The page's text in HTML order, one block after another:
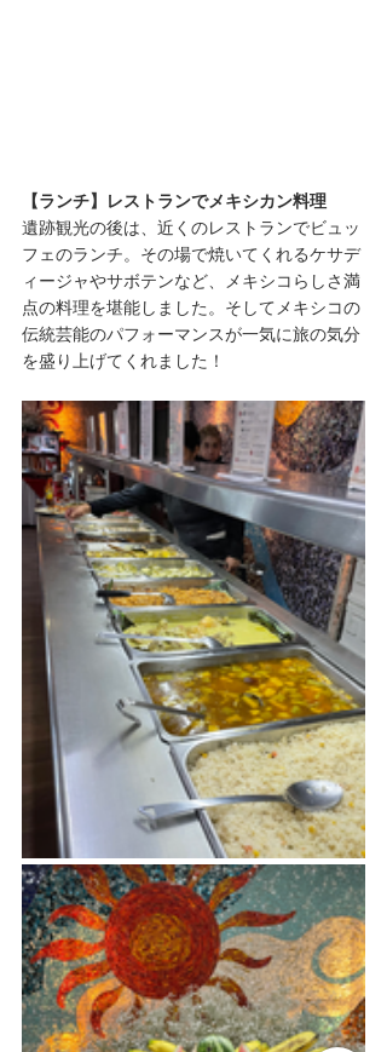
【ランチ】レストランでメキシカン料理
遺跡観光の後は、近くのレストランでビュッ
フェのランチ。その場で焼いてくれるケサデ
ィージャやサボテンなど、メキシコらしさ満
点の料理を堪能しました。そしてメキシコの
伝統芸能のパフォーマンスが一気に旅の気分
を盛り上げてくれました！